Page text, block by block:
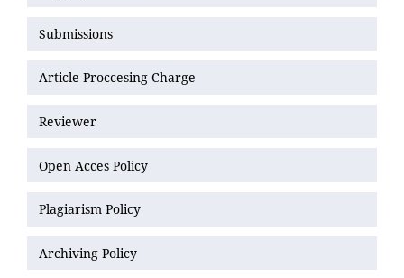
Submissions
Article Proccesing Charge
Reviewer
Open Acces Policy
Plagiarism Policy
Archiving Policy